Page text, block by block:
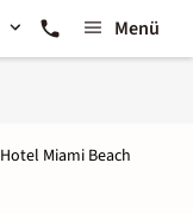
Menü
Hotel Miami Beach